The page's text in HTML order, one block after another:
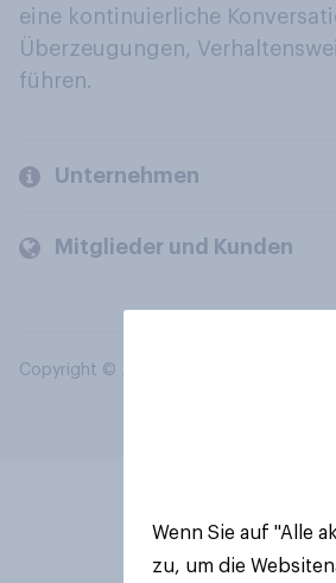
eine kontinuierliche
Überzeugungen,
führen.
Unternehmen
Mitglieder und Kunden
Copyright © 2026 YouGov PLC. Alle
Wenn Sie auf "Alle
zu, um die